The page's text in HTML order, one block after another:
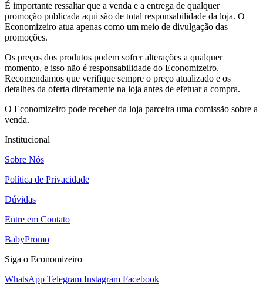
É importante ressaltar que a venda e a entrega de qualquer
promoção publicada aqui são de total responsabilidade da loja. O
Economizeiro atua apenas como um meio de divulgação das
promoções.
Os preços dos produtos podem sofrer alterações a qualquer
momento, e isso não é responsabilidade do Economizeiro.
Recomendamos que verifique sempre o preço atualizado e os
detalhes da oferta diretamente na loja antes de efetuar a compra.
O Economizeiro pode receber da loja parceira uma comissão sobre a
venda.
Institucional
Sobre Nós
Política de Privacidade
Dúvidas
Entre em Contato
BabyPromo
Siga o Economizeiro
WhatsApp Telegram Instagram Facebook